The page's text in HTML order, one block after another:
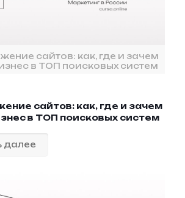
сайтов: как, где и зачем
в ТОП поисковых систем
сайтов: как, где и зачем
в ТОП поисковых систем
далее